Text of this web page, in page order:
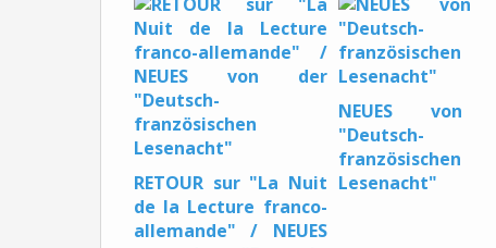
RETOUR sur "La Nuit
de la Lecture franco-
allemande" / NEUES
NEUES von
"Deutsch-
französischen
Lesenacht"